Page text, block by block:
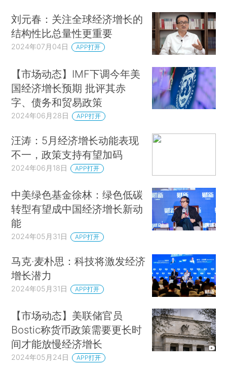
刘元春：关注全球经济增长的
结构性比总量性更重要
2024年07月04日 APP打开
【市场动态】IMF下调今年美
国经济增长预期 批评其赤
字、债务和贸易政策
2024年06月28日 APP打开
汪涛：5月经济增长动能表现
不一，政策支持有望加码
2024年06月18日 APP打开
中美绿色基金徐林：绿色低碳
转型有望成中国经济增长新动
能
2024年05月31日 APP打开
马克·麦朴思：科技将激发经济
增长潜力
2024年05月31日 APP打开
【市场动态】美联储官员
Bostic称货币政策需要更长时
间才能放慢经济增长
2024年05月24日 APP打开